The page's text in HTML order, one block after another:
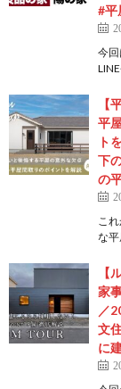
#平
今
【
平
ト
下
の
こ
な
【
家
／
文
に